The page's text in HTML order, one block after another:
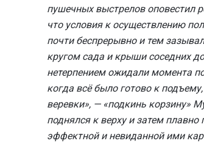
пушечных выстрелов оповестил
что условия к осуществлению
почти беспрерывно и тем
кругом сада и крыши соседних
нетерпением ожидали момента
когда всё было готово к
веревки», — «подкинь корзину»
поднялся к верху и затем
эффектной и невиданной ими